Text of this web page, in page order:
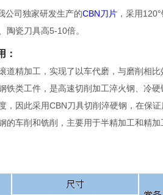
公司独家研发生产的CBN刀片 ，采用
陶瓷刀具高5-10倍。
：
精加工，实现了以车代磨，与磨削相比
铁类工件，是高速切削加工淬火钢、冷
，因此采用CBN刀具切削淬硬钢，在保
的车削和铣削，主要用于半精加工和精